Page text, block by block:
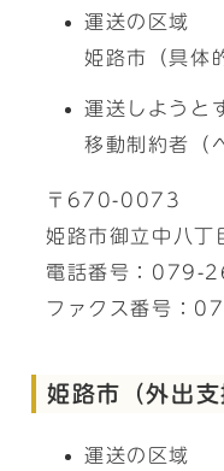
運送の区域
姫路市（具体
運送しようと
移動制約者（
〒670-0073
姫路市御立中八
電話番号：079-
ファクス番号：
姫路市（外出支
運送の区域